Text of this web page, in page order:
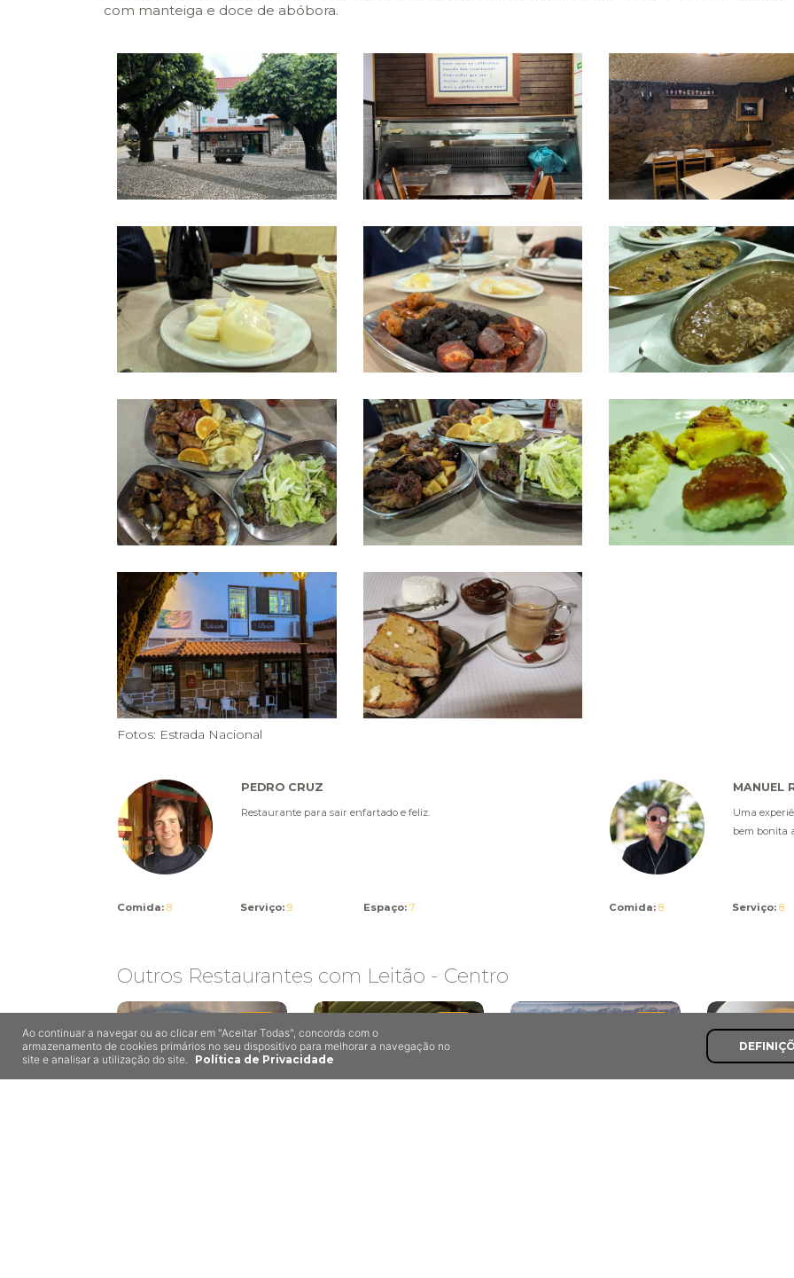
com manteiga e doce de abóbora.
Fotos: Estrada Nacional
PEDRO CRUZ
Restaurante para sair enfartado e feliz.
Comida: 8 Serviço: 9 Espaço: 7
MANUEL
Uma
bem bonita
Comida: 8 Serviço: 8
Outros Restaurantes com Leitão - Centro
8,0
Ao continuar a navegar ou ao clicar em "Aceitar Todas", concorda com o
armazenamento de cookies primários no seu dispositivo para melhorar a navegação no
site e analisar a utilização do site.
Política de Privacidade